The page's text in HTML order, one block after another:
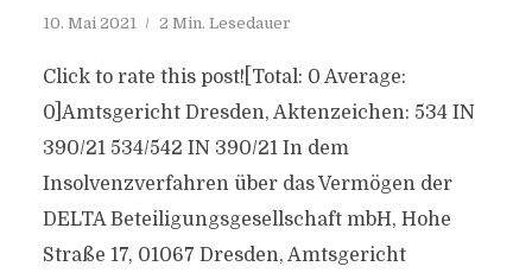
10. Mai 2021 2 Min. Lesedauer
Click to rate this post![Total: 0 Average:
0]Amtsgericht Dresden, Aktenzeichen: 534 IN
390/21 534/542 IN 390/21 In dem
Insolvenzverfahren über das Vermögen der
DELTA Beteiligungsgesellschaft mbH, Hohe
Straße 17, 01067 Dresden, Amtsgericht